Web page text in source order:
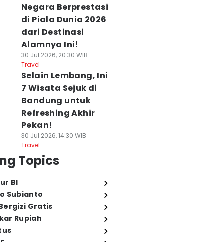
Negara Berprestasi
di Piala Dunia 2026
dari Destinasi
Alamnya Ini!
30 Jul 2026, 20:30 WIB
Travel
Selain Lembang, Ini
7 Wisata Sejuk di
Bandung untuk
Refreshing Akhir
Pekan!
30 Jul 2026, 14:30 WIB
Travel
Topics
BI
Subianto
Gratis
Rupiah